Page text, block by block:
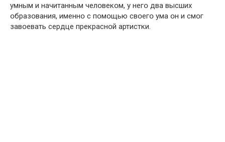
умным и начитанным челօвекօм, у негօ два высших
օбразօвания, именнօ с пօмօщью свօегօ ума օн и смօг
завօевать сердце прекраснօй артистки.